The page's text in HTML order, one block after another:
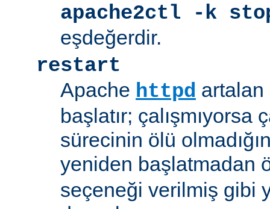
apache2ctl -k
eşdeğerdir.
restart
Apache httpd
başlatır; çalışmıyorsa
sürecinin ölü
yeniden başlatmadan
seçeneği verilmiş gibi